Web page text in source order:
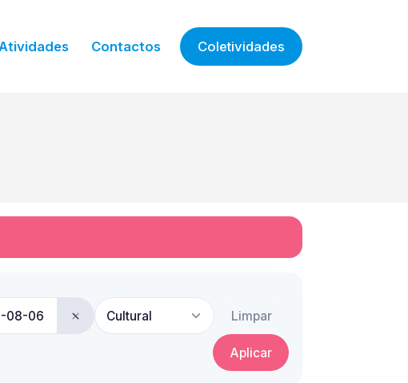
Atividades Contactos Coletividades
Cultural Limpar
Aplicar